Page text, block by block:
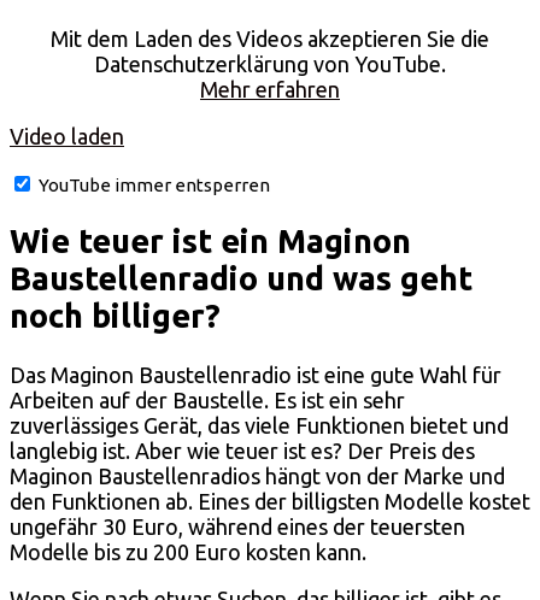
Mit dem Laden des Videos akzeptieren Sie die
Datenschutzerklärung von YouTube.
Mehr erfahren
Video laden
YouTube immer entsperren
Wie teuer ist ein Maginon
Baustellenradio und was geht
noch billiger?
Das Maginon Baustellenradio ist eine gute Wahl für
Arbeiten auf der Baustelle. Es ist ein sehr
zuverlässiges Gerät, das viele Funktionen bietet und
langlebig ist. Aber wie teuer ist es? Der Preis des
Maginon Baustellenradios hängt von der Marke und
den Funktionen ab. Eines der billigsten Modelle kostet
ungefähr 30 Euro, während eines der teuersten
Modelle bis zu 200 Euro kosten kann.